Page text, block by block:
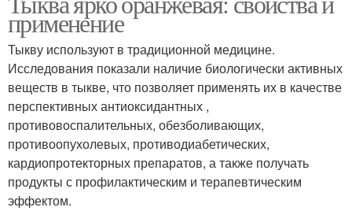
применение
Тыкву используют в традиционной медицине.
Исследования показали наличие биологически активных
веществ в тыкве, что позволяет применять их в качестве
перспективных антиоксидантных ,
противовоспалительных, обезболивающих,
противоопухолевых, противодиабетических,
кардиопротекторных препаратов, а также получать
продукты с профилактическим и терапевтическим
эффектом.